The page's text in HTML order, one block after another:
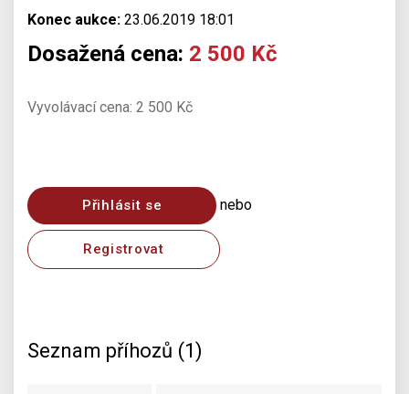
Konec aukce: 23.06.2019 18:01
Dosažená cena: 2 500 Kč
Vyvolávací cena: 2 500 Kč
Přihlásit se nebo
Registrovat
Seznam příhozů (1)